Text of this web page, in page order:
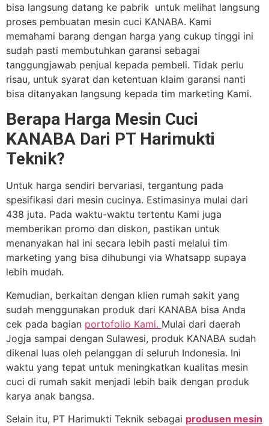
bisa langsung datang ke pabrik untuk melihat langsung
proses pembuatan mesin cuci KANABA. Kami
memahami barang dengan harga yang cukup tinggi ini
sudah pasti membutuhkan garansi sebagai
tanggungjawab penjual kepada pembeli. Tidak perlu
risau, untuk syarat dan ketentuan klaim garansi nanti
bisa ditanyakan langsung kepada tim marketing Kami.
Berapa Harga Mesin Cuci
KANABA Dari PT Harimukti
Teknik?
Untuk harga sendiri bervariasi, tergantung pada
spesifikasi dari mesin cucinya. Estimasinya mulai dari
438 juta. Pada waktu-waktu tertentu Kami juga
memberikan promo dan diskon, pastikan untuk
menanyakan hal ini secara lebih pasti melalui tim
marketing yang bisa dihubungi via Whatsapp supaya
lebih mudah.
Kemudian, berkaitan dengan klien rumah sakit yang
sudah menggunakan produk dari KANABA bisa Anda
cek pada bagian portofolio Kami. Mulai dari daerah
Jogja sampai dengan Sulawesi, produk KANABA sudah
dikenal luas oleh pelanggan di seluruh Indonesia. Ini
waktu yang tepat untuk meningkatkan kualitas mesin
cuci di rumah sakit menjadi lebih baik dengan produk
karya anak bangsa.
Selain itu, PT Harimukti Teknik sebagai produsen mesin